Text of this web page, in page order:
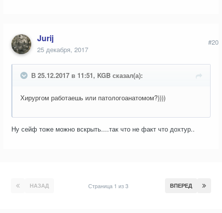
Jurij
25 декабря, 2017
#20
В 25.12.2017 в 11:51, KGB сказал(а):
Хирургом работаешь или патологоанатомом?))))
Ну сейф тоже можно вскрыть....так что не факт что дохтур..
НАЗАД ВПЕРЕД
Страница 1 из 3